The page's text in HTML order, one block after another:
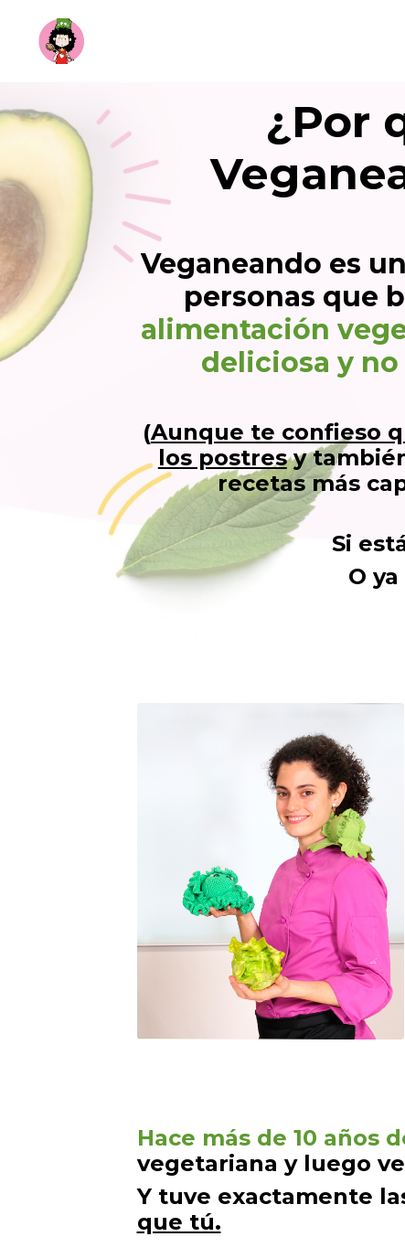
¿Por
Veganeando es
personas que
alimentación
deliciosa y
(Aunque te confieso
los postresy
recetas más
Si
O
Hace más de 10 años
vegetariana y luego
Y tuve exactamente
que tú.